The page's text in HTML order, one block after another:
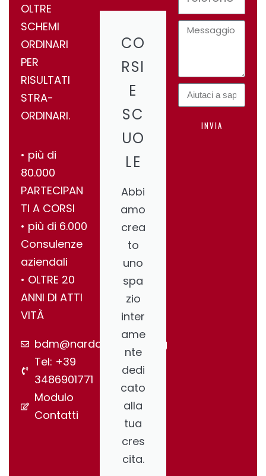
OLTRE
SCHEMI
ORDINARI
PER
RISULTATI
STRA-
ORDINARI.
•⁠ ⁠più di
80.000
PARTECIPAN
TI A CORSI
•⁠ ⁠più di 6.000
Consulenze
aziendali
•⁠ ⁠OLTRE 20
ANNI DI ATTI
VITÀ
bdm@nardonegroup.org
Tel: +39
3486901771
Modulo
Contatti
CO
RSI
E
SC
UO
LE
Abbi
amo
crea
to
uno
spa
zio
inter
ame
nte
dedi
cato
alla
tua
cres
cita.
INVIA